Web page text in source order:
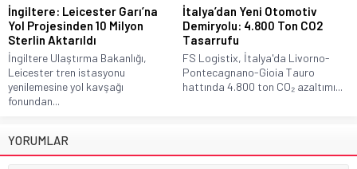
İngiltere: Leicester Garı’na
Yol Projesinden 10 Milyon
Sterlin Aktarıldı
İngiltere Ulaştırma Bakanlığı,
Leicester tren istasyonu
yenilemesine yol kavşağı
fonundan...
İtalya’dan Yeni Otomotiv
Demiryolu: 4.800 Ton CO2
Tasarrufu
FS Logistix, İtalya'da Livorno-
Pontecagnano-Gioia Tauro
hattında 4.800 ton CO₂ azaltımı...
YORUMLAR